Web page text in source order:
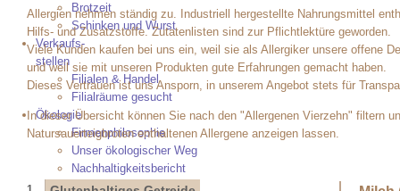
Brotzeit
Schinken und Wurst
Verkaufs-
stellen
Filialen & Handel
Filialräume gesucht
Ökologie
Firmenphilosophie
Unser ökologischer Weg
Nachhaltigkeitsbericht
Das Hofpfisterbuch
Allergien nehmen ständig zu. Industriell hergestellte Nahrungsmittel
Hilfs- und Zusatzstoffe. Zutatenlisten sind zur Pflichtlektüre geworden.
Viele Kunden kaufen bei uns ein, weil sie als Allergiker unsere offene
und weil sie mit unseren Produkten gute Erfahrungen gemacht haben.
Dieses Vertrauen ist uns Ansporn, in unserem Angebot stets für
In dieser Übersicht können Sie nach den "Allergenen Vierzehn" filtern
Natursauerteigbroten enthaltenen Allergene anzeigen lassen.